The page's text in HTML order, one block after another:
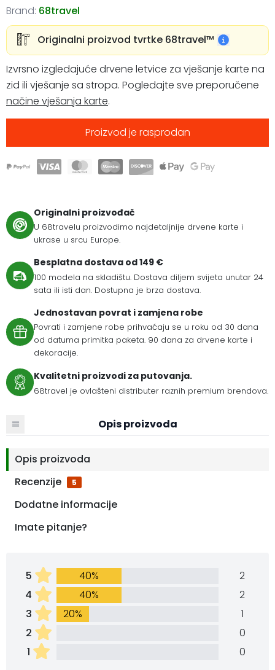
Brand: 68travel
Originalni proizvod tvrtke 68travel™️
Izvrsno izgledajuće drvene letvice za vješanje karte na
zid ili vješanje sa stropa. Pogledajte sve preporučene
načine vješanja karte.
Proizvod je rasprodan
Originalni proizvođač
U 68travelu proizvodimo najdetaljnije drvene karte i
ukrase u srcu Europe.
Besplatna dostava od 149 €
100 modela na skladištu. Dostava diljem svijeta unutar 24
sata ili isti dan. Dostupna je brza dostava.
Jednostavan povrat i zamjena robe
Povrati i zamjene robe prihvaćaju se u roku od 30 dana
od datuma primitka paketa. 90 dana za drvene karte i
dekoracije.
Kvalitetni proizvodi za putovanja.
68travel je ovlašteni distributer raznih premium brendova.
Opis proizvoda
Opis proizvoda
Recenzije
5
Dodatne informacije
Imate pitanje?
5 40%
2
4
40%
2
3
20%
1
2
0
1
0